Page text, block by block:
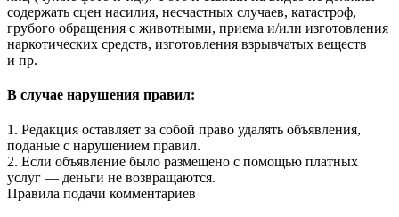
содержать сцен насилия, несчастных случаев, катастроф,
грубого обращения с животными, приема и/или изготовления
наркотических средств, изготовления взрывчатых веществ
и пр.
В случае нарушения правил:
1. Редакция оставляет за собой право удалять объявления,
поданые с нарушением правил.
2. Если объявление было размещено с помощью платных
услуг — деньги не возвращаются.
Правила подачи комментариев